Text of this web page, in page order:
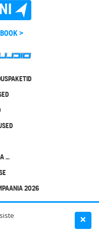
×
>
…
2026
2026
õigused kaitstud.